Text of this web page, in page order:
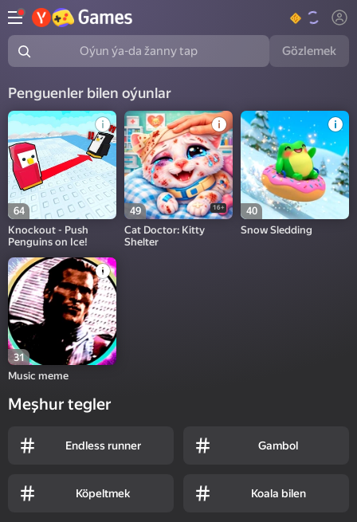
Oýun ýa-da žanny tap Gözlemek
Penguenler bilen oýunlar
64
Knockout - Push
Penguins on Ice!
49 16+
Cat Doctor: Kitty
Shelter
40
Snow Sledding
31
Music meme
Meşhur tegler
Endless runner Gambol
Köpeltmek Koala bilen